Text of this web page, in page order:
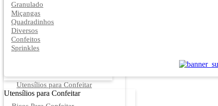
Granulado
Miçangas
Quadradinhos
Diversos
Confeitos
Sprinkles
Utensílios para Confeitar
Utensílios para Confeitar